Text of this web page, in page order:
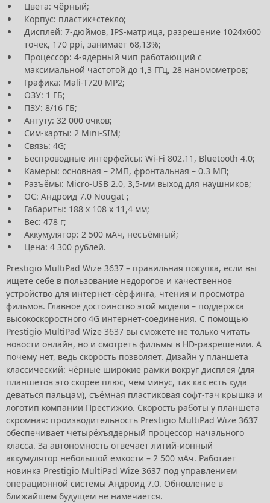
Цвета: чёрный;
Корпус: пластик+стекло;
Дисплей: 7-дюймов, IPS-матрица, разрешение 1024х600
точек, 170 ppi, занимает 68,13%;
Процессор: 4-ядерный чип работающий с
максимальной частотой до 1,3 ГГц, 28 наномометров;
Графика: Mali-T720 MP2;
ОЗУ: 1 ГБ;
ПЗУ: 8/16 ГБ;
Антуту: 32 000 очков;
Сим-карты: 2 Mini-SIM;
Связь: 4G;
Беспроводные интерфейсы: Wi-Fi 802.11, Bluetooth 4.0;
Камеры: основная – 2МП, фронтальная – 0.3 МП;
Разъёмы: Micro-USB 2.0, 3,5-мм выход для наушников;
ОС: Андроид 7.0 Nougat ;
Габариты: 188 х 108 х 11,4 мм;
Вес: 478 г;
Аккумулятор: 2 500 мАч, несъёмный;
Цена: 4 300 рублей.
Prestigio MultiPad Wize 3637 – правильная покупка, если вы
ищете себе в пользование недорогое и качественное
устройство для интернет-сёрфинга, чтения и просмотра
фильмов. Главное достоинство этой модели – поддержка
высокоскоростного 4G интернет-соединения. С помощью
Prestigio MultiPad Wize 3637 вы сможете не только читать
новости онлайн, но и смотреть фильмы в HD-разрешении. А
почему нет, ведь скорость позволяет. Дизайн у планшета
классический: чёрные широкие рамки вокруг дисплея (для
планшетов это скорее плюс, чем минус, так как есть куда
деваться пальцам), съёмная пластиковая софт-тач крышка и
логотип компании Престижио. Скорость работы у планшета
скромная: производительность Prestigio MultiPad Wize 3637
обеспечивает четырёхъядерный процессор начального
класса. За автономность отвечает литий-ионный
аккумулятор небольшой ёмкости – 2 500 мАч. Работает
новинка Prestigio MultiPad Wize 3637 под управлением
операционной системы Андроид 7.0. Обновление в
ближайшем будущем не намечается.